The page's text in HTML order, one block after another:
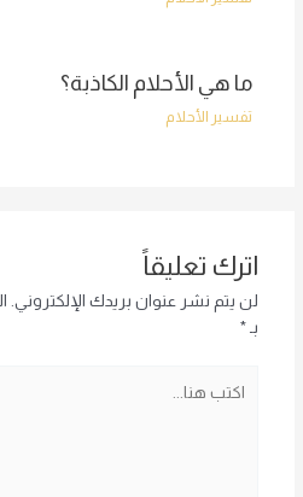
ما هي الأحلام الكاذبة؟
تفسير الأحلام
اترك تعليقاً
لن يتم نشر عنوان بريدك الإلكتروني.
بـ *
هنا...